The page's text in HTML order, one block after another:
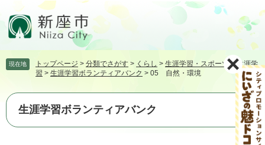
頭
す。
飛
て
本
現在地 トップページ > 分類でさがす > くらし > 生涯学習・スポーツ >生涯学
習 > 生涯学習ボランティアバンク > 05 自然・環境
生涯学習ボランティアバンク